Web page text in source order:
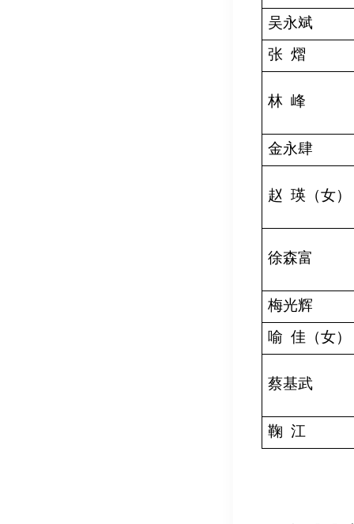
吴永斌
张 熠
林 峰
金永肆
赵 瑛（女）
徐森富
梅光辉
喻 佳（女）
蔡基武
鞠 江